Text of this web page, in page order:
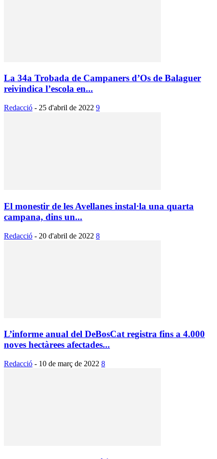
La 34a Trobada de Campaners d’Os de Balaguer
reivindica l’escola en...
Redacció - 25 d'abril de 2022 9
El monestir de les Avellanes instal·la una quarta
campana, dins un...
Redacció - 20 d'abril de 2022 8
L’informe anual del DeBosCat registra fins a 4.000
noves hectàrees afectades...
Redacció - 10 de març de 2022 8